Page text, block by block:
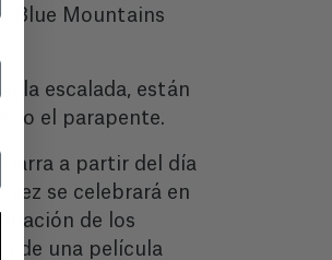
Blue Mountains
la escalada, están
o el parapente.
a partir del día
se celebrará en
de los
de una película